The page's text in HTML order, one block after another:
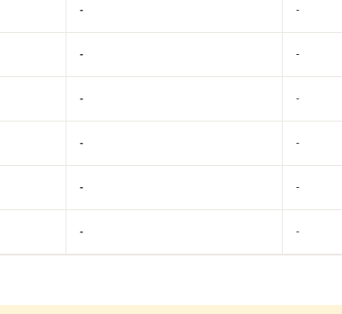
- -
- -
- -
- -
- -
- -